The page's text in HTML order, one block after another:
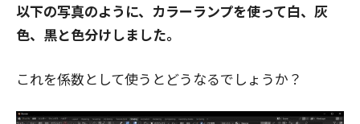
以下の写真のように、カラーランプを使って白、灰
色、黒と色分けしました。
これを係数として使うとどうなるでしょうか？